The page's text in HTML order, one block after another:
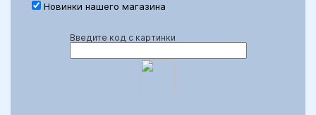
Новинки нашего магазина
Введите код с картинки